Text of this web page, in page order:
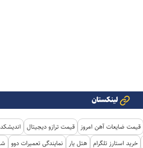
لینکستان
قیمت ضایعات آهن امروز قیمت ترازو دیجیتال
خرید استارز تلگرام هتل یار نمایندگی تعمیرات دوو